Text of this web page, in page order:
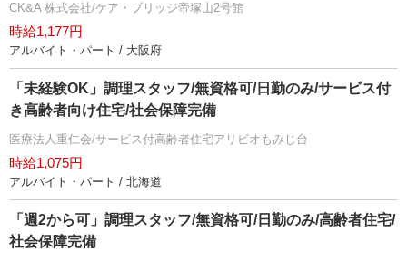
CK&A 株式会社/ケア・ブリッジ帝塚山2号館
時給1,177円
アルバイト・パート / 大阪府
「未経験OK」調理スタッフ/無資格可/日勤のみ/サービス付
き高齢者向け住宅/社会保障完備
医療法人重仁会/サービス付高齢者住宅アリビオもみじ台
時給1,075円
アルバイト・パート / 北海道
「週2から可」調理スタッフ/無資格可/日勤のみ/高齢者住宅/
社会保障完備